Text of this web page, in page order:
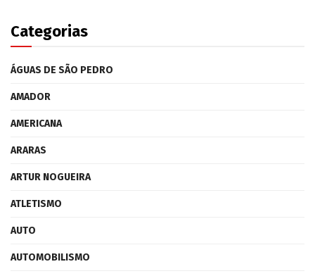
Categorias
ÁGUAS DE SÃO PEDRO
AMADOR
AMERICANA
ARARAS
ARTUR NOGUEIRA
ATLETISMO
AUTO
AUTOMOBILISMO